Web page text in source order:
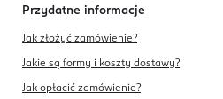
Przydatne informacje
Jak złożyć zamówienie?
Jakie są formy i koszty dostawy?
Jak opłacić zamówienie?